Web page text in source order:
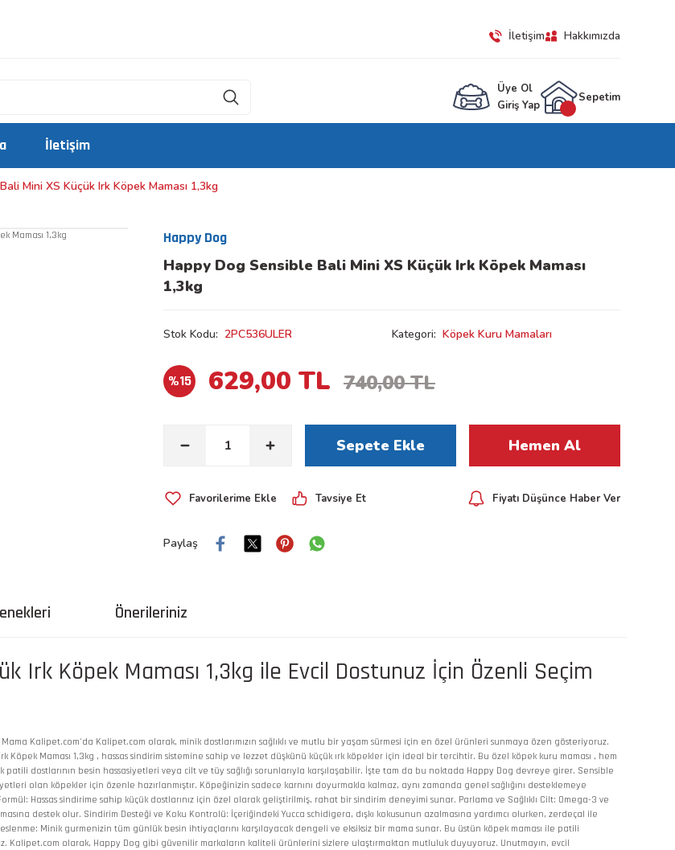
İletişim Hakkımızda
Üye Ol
Giriş Yap
Sepetim
İletişim
Mini XS Küçük Irk Köpek Maması 1,3kg
Happy Dog
Happy Dog Sensible Bali Mini XS Küçük Irk Köpek Maması
1,3kg
Stok Kodu 2PC536ULER Kategori Köpek Kuru Mamaları
%15 629,00 TL 740,00 TL
Sepete Ekle Hemen Al
Tavsiye Et Fiyatı Düşünce Haber Ver
Paylaş
Önerileriniz
Irk Köpek Maması 1,3kg ile Evcil Dostunuz İçin Özenli Seçim
Kalipet.com'da Kalipet.com olarak, minik dostlarımızın sağlıklı ve mutlu bir yaşam sürmesi için en özel ürünleri sunmaya özen gösteriyoruz.
Maması 1,3kg , hassas sindirim sistemine sahip ve lezzet düşkünü küçük ırk köpekler için ideal bir tercihtir. Bu özel köpek kuru maması , hem
dostlarının besin hassasiyetleri veya cilt ve tüy sağlığı sorunlarıyla karşılaşabilir. İşte tam da bu noktada Happy Dog devreye girer. Sensible
olan köpekler için özenle hazırlanmıştır. Köpeğinizin sadece karnını doyurmakla kalmaz, aynı zamanda genel sağlığını desteklemeye
Hassas sindirime sahip küçük dostlarınız için özel olarak geliştirilmiş, rahat bir sindirim deneyimi sunar. Parlama ve Sağlıklı Cilt: Omega-3 ve
destek olur. Sindirim Desteği ve Koku Kontrolü: İçeriğindeki Yucca schidigera, dışkı kokusunun azalmasına yardımcı olurken, zerdeçal ile
Minik gurmenizin tüm günlük besin ihtiyaçlarını karşılayacak dengeli ve eksiksiz bir mama sunar. Bu üstün köpek maması ile patili
Kalipet.com olarak, Happy Dog gibi güvenilir markaların kaliteli ürünlerini sizlere ulaştırmaktan mutluluk duyuyoruz. Unutmayın, evcil